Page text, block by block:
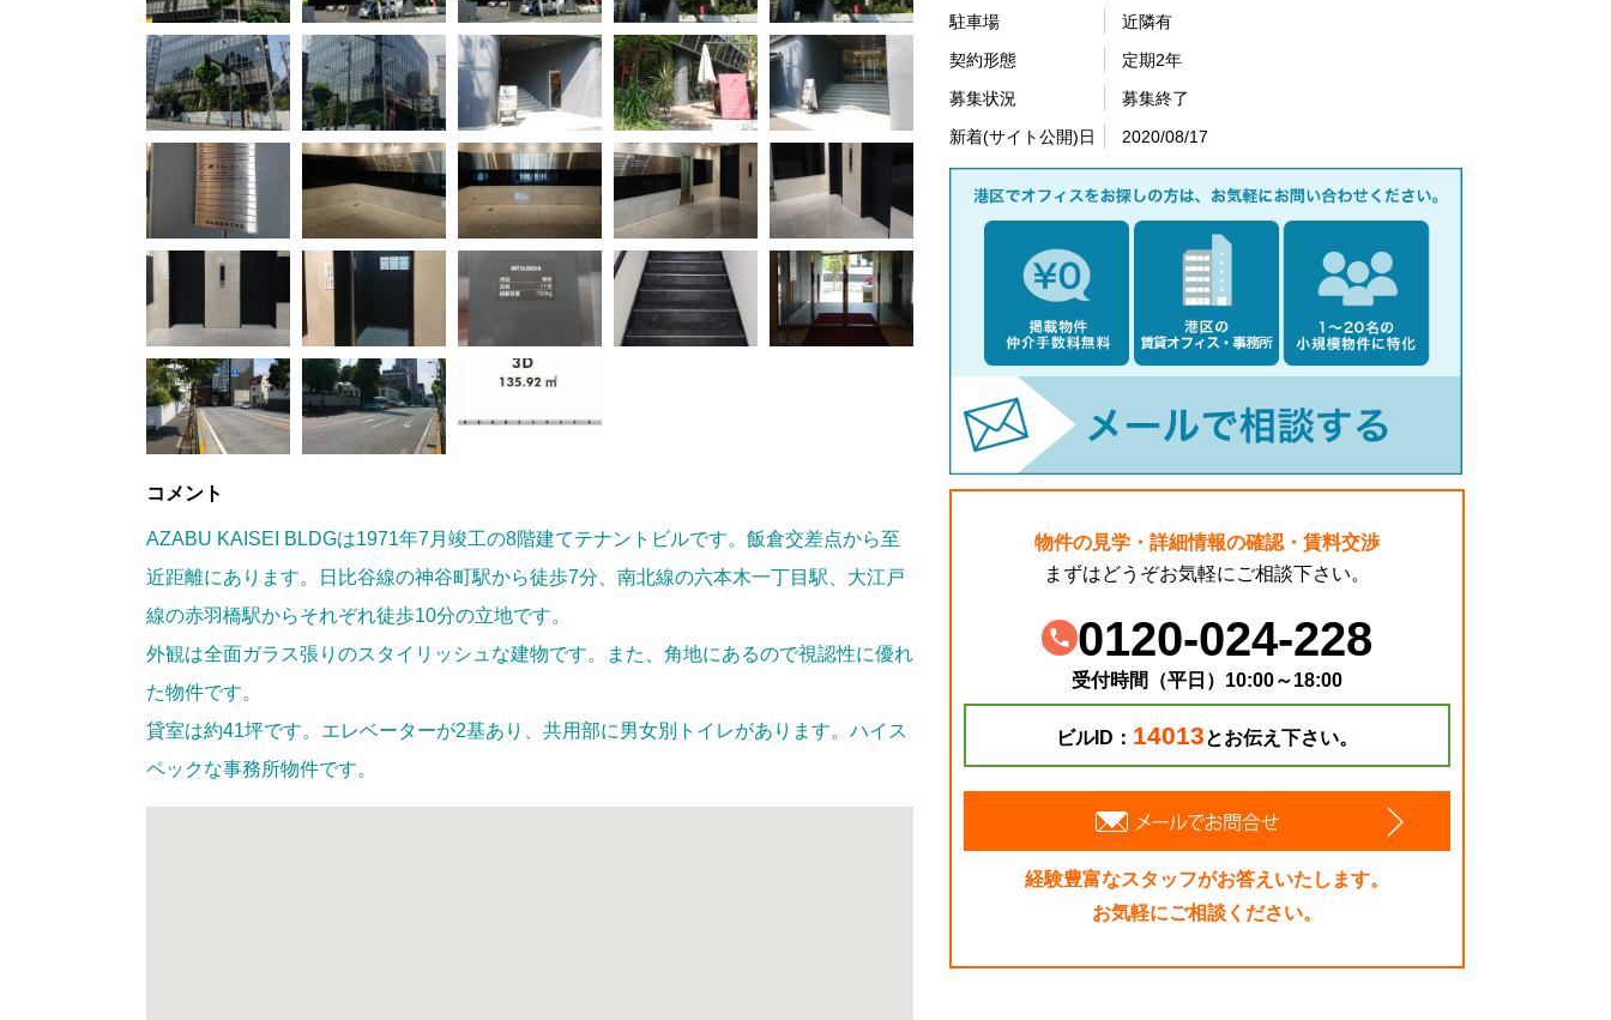
コメント
AZABU KAISEI BLDGは1971年7月竣工の8階建てテナントビルです。飯倉交差点から至
近距離にあります。日比谷線の神谷町駅から徒歩7分、南北線の六本木一丁目駅、大江戸
線の赤羽橋駅からそれぞれ徒歩10分の立地です。
外観は全面ガラス張りのスタイリッシュな建物です。また、角地にあるので視認性に優れ
た物件です。
貸室は約41坪です。エレベーターが2基あり、共用部に男女別トイレがあります。ハイス
ペックな事務所物件です。
駐車場
近隣有
契約形態
定期2年
募集状況
募集終了
新着(サイト公開)日
2020/08/17
物件の見学・詳細情報の確認・賃料交渉
まずはどうぞお気軽にご相談下さい。
0120-024-228
受付時間（平日）10:00～18:00
ビルID： 14013とお伝え下さい。
経験豊富なスタッフがお答えいたします。
お気軽にご相談ください。